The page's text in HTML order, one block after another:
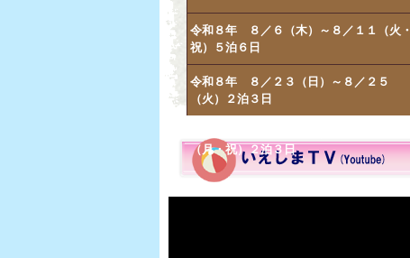
令和８年 ８／６（木）～８／１１（火・
祝）５泊６日
令和８年 ８／２３（日）～８／２５
（火）２泊３日
（月・祝）２泊３日